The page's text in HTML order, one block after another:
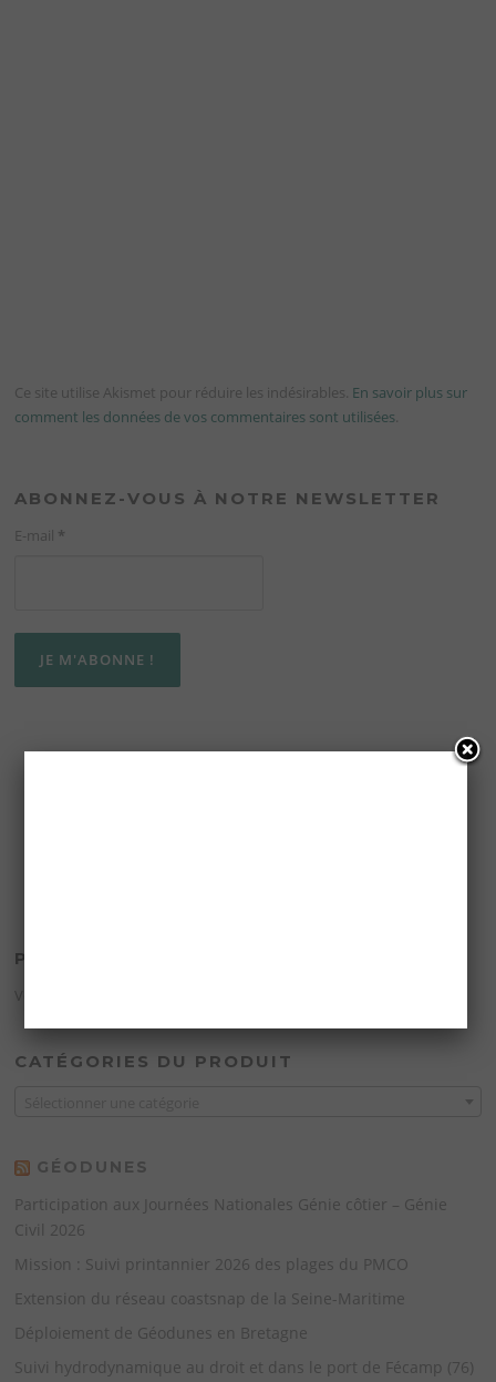
Ce site utilise Akismet pour réduire les indésirables. En savoir plus sur
comment les données de vos commentaires sont utilisées
ABONNEZ-VOUS À NOTRE NEWSLETTER
E-mail *
PANIER
CATÉGORIES DU PRODUIT
GÉODUNES
Participation aux Journées Nationales Génie côtier – Génie
Civil 2026
Mission : Suivi printannier 2026 des plages du PMCO
Extension du réseau coastsnap de la Seine-Maritime
Déploiement de Géodunes en Bretagne
Suivi hydrodynamique au droit et dans le port de Fécamp (76)